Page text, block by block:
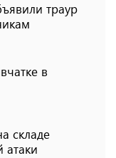
траур
в
складе
атаки